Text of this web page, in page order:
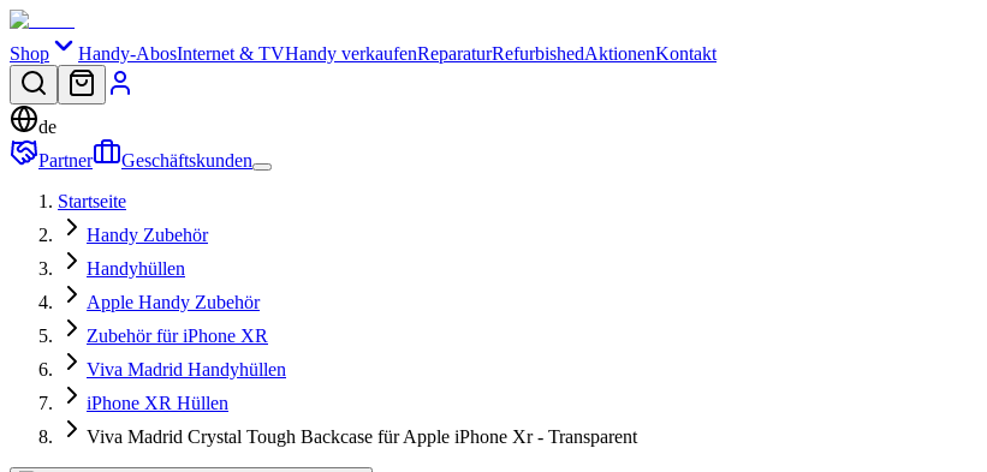
Shop Handy-AbosInternet & TVHandy verkaufenReparaturRefurbishedAktionenKontakt
de
Partner
Geschäftskunden
Startseite
Handy Zubehör
Handyhüllen
Apple Handy Zubehör
Zubehör für iPhone XR
Viva Madrid Handyhüllen
iPhone XR Hüllen
Viva Madrid Crystal Tough Backcase für Apple iPhone Xr - Transparent